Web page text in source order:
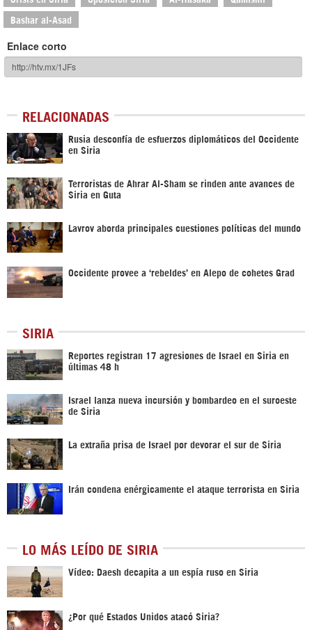
Bashar al-Asad
Enlace corto
RELACIONADAS
Rusia desconfía de esfuerzos diplomáticos del Occidente
en Siria
Terroristas de Ahrar Al-Sham se rinden ante avances de
Siria en Guta
Lavrov aborda principales cuestiones políticas del mundo
Occidente provee a ‘rebeldes’ en Alepo de cohetes Grad
SIRIA
Reportes registran 17 agresiones de Israel en Siria en
últimas 48 h
Israel lanza nueva incursión y bombardeo en el suroeste
de Siria
La extraña prisa de Israel por devorar el sur de Siria
Irán condena enérgicamente el ataque terrorista en Siria
LO MÁS LEÍDO DE SIRIA
Vídeo: Daesh decapita a un espía ruso en Siria
¿Por qué Estados Unidos atacó Siria?